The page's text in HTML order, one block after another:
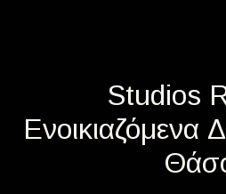
Studios
Ενοικιαζόμενα